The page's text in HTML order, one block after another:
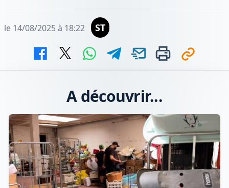
le 14/08/2025 à 18:22 ST
A découvrir...